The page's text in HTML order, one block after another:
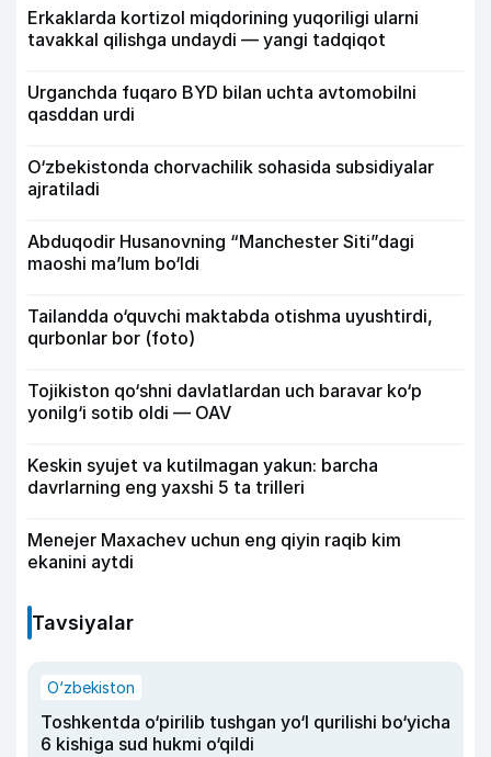
Erkaklarda kortizol miqdorining yuqoriligi ularni
tavakkal qilishga undaydi — yangi tadqiqot
Urganchda fuqaro BYD bilan uchta avtomobilni
qasddan urdi
O‘zbekistonda chorvachilik sohasida subsidiyalar
ajratiladi
Abduqodir Husanovning “Manchester Siti”dagi
maoshi ma’lum bo‘ldi
Tailandda o‘quvchi maktabda otishma uyushtirdi,
qurbonlar bor (foto)
Tojikiston qo‘shni davlatlardan uch baravar ko‘p
yonilg‘i sotib oldi — OAV
Keskin syujet va kutilmagan yakun: barcha
davrlarning eng yaxshi 5 ta trilleri
Menejer Maxachev uchun eng qiyin raqib kim
ekanini aytdi
Tavsiyalar
O‘zbekiston
Toshkentda o‘pirilib tushgan yo‘l qurilishi bo‘yicha
6 kishiga sud hukmi o‘qildi